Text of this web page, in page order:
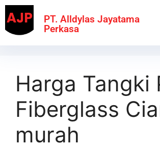
PT. Alldylas Jayatama
Perkasa
Harga Tangki
Fiberglass
murah